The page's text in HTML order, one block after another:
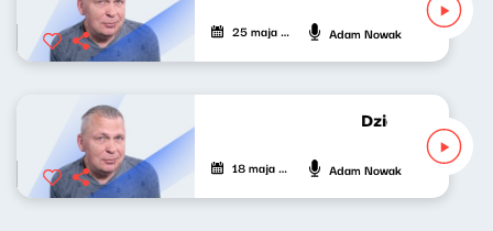
25 maja 2026 Adam Nowak
Dziękuję za
18 maja 2026 Adam Nowak